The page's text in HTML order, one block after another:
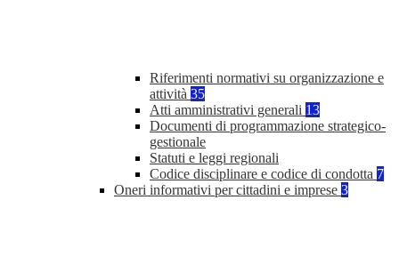
Riferimenti normativi su organizzazione e
attività 35
Atti amministrativi generali 13
Documenti di programmazione strategico-
gestionale
Statuti e leggi regionali
Codice disciplinare e codice di condotta 7
Oneri informativi per cittadini e imprese 3